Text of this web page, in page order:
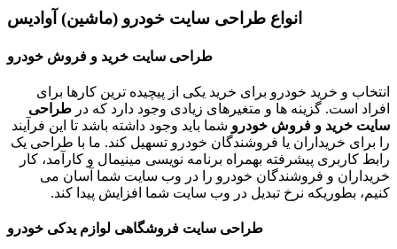
انواع طراحی سایت خودرو (ماشین) آوادیس
طراحی سایت خرید و فروش خودرو
انتخاب و خرید خودرو برای خرید یکی از پیچیده ترین کارها برای
افراد است. گزینه ها و متغیرهای زیادی وجود دارد که در طراحی
سایت خرید و فروش خودرو شما باید وجود داشته باشد تا این فرآیند
را برای خریداران یا فروشندگان خودرو تسهیل کند. ما با طراحی یک
رابط کاربری پیشرفته بهمراه برنامه نویسی مینیمال و کارآمد، کار
خریداران و فروشندگان خودرو را در وب سایت شما آسان می
کنیم، بطوریکه نرخ تبدیل در وب سایت شما افزایش پیدا کند.
طراحی سایت فروشگاهی لوازم یدکی خودرو